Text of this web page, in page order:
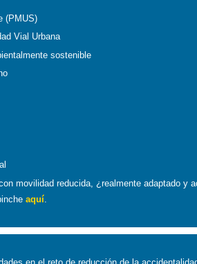
(PMUS)
Vial Urbana
sostenible
movilidad reducida, ¿realmente adaptado y
aquí.